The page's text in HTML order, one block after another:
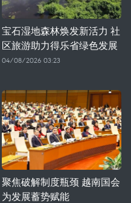
宝石湿地森林焕发新活力 社
区旅游助力得乐省绿色发展
04/08/2026 03:23
聚焦破解制度瓶颈 越南国会
为发展蓄势赋能